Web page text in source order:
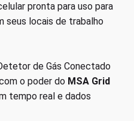
pronta para uso para
seus locais de trabalho
de Gás Conectado
o poder do MSA Grid
tempo real e dados